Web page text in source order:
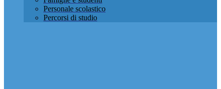
Personale scolastico
Percorsi di studio